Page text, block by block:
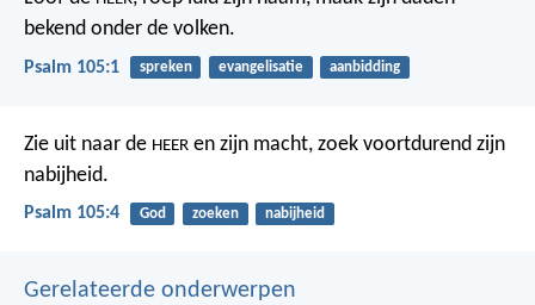
bekend onder de volken.
Psalm 105:1 spreken evangelisatie aanbidding
Zie uit naar de HEER en zijn macht, zoek voortdurend zijn
nabijheid.
Psalm 105:4 God zoeken nabijheid
Gerelateerde onderwerpen